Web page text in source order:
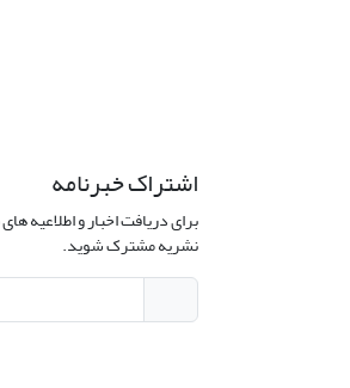
اشتراک خبرنامه
برای دریافت اخبار و اطلاعیه
نشریه مشترک شوید.